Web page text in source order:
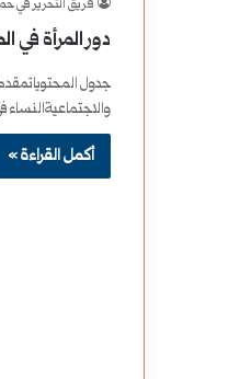
فريق التحرير في
دور المرأة في
جدول
أكمل القراءة »